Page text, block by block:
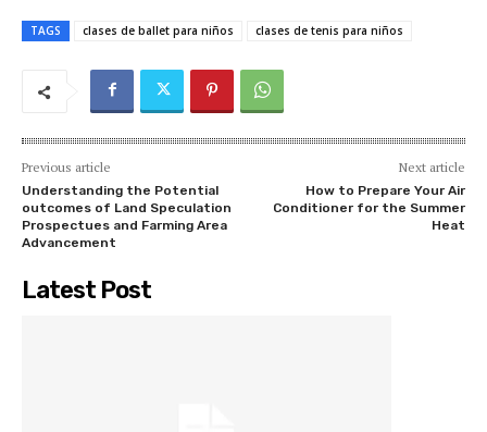
TAGS clases de ballet para niños clases de tenis para niños
Previous article
Understanding the Potential
outcomes of Land Speculation
Prospectues and Farming Area
Advancement
Next article
How to Prepare Your Air
Conditioner for the Summer
Heat
Latest Post